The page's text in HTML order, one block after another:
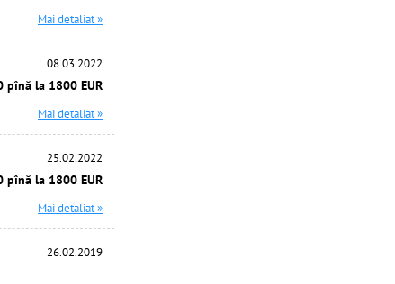
Mai detaliat »
08.03.2022
pînă la 1800 EUR
Mai detaliat »
25.02.2022
pînă la 1800 EUR
Mai detaliat »
26.02.2019